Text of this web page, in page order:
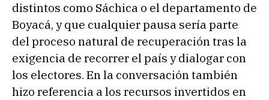
distintos como Sáchica o el departamento de
Boyacá, y que cualquier pausa sería parte
del proceso natural de recuperación tras la
exigencia de recorrer el país y dialogar con
los electores. En la conversación también
hizo referencia a los recursos invertidos en